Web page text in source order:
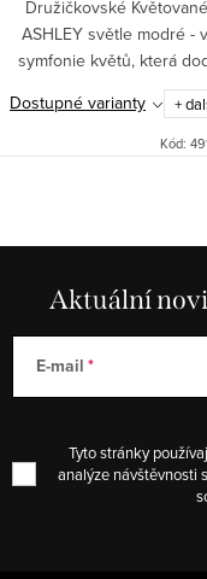
Družičkovské
ASHLEY světle modré -
symfonie květů, která
svatbě ten pravý jiskřící
Tento krásný kousek vás
do modrých tónů
Dostupné varianty +
Kód:
Aktuální
E-mail
Tyto stránky
analýze návštěvnosti